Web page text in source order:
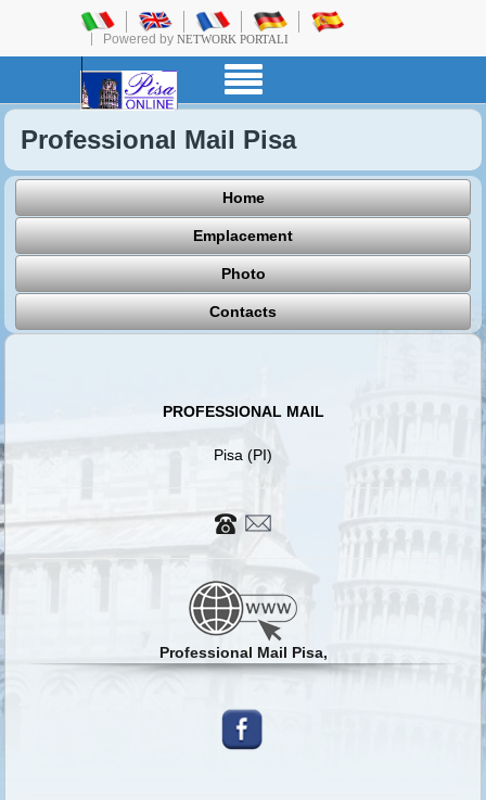
Powered by NETWORK PORTALI
Professional Mail Pisa
Home
Emplacement
Photo
Contacts
PROFESSIONAL MAIL
Pisa (PI)
Professional Mail Pisa,